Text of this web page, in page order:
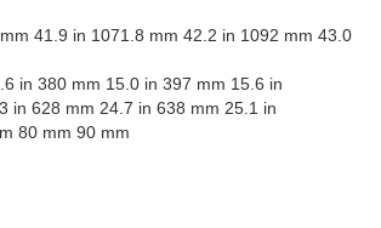
41.9 in 1071.8 mm 42.2 in 1092 mm 43.0
in 380 mm 15.0 in 397 mm 15.6 in
in 628 mm 24.7 in 638 mm 25.1 in
80 mm 90 mm